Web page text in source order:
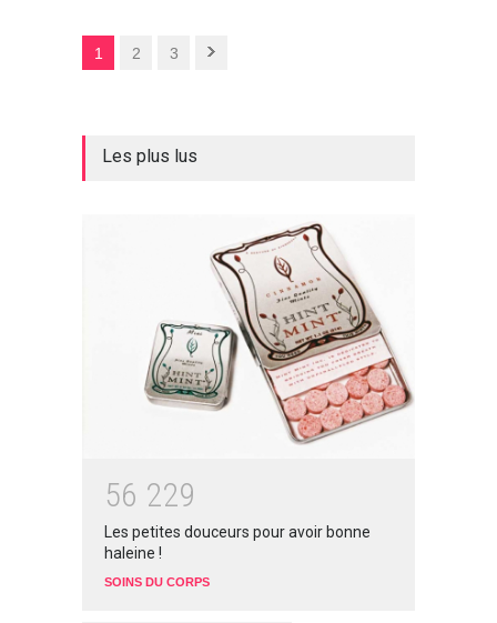
1 2 3
Les plus lus
56 229
Les petites douceurs pour avoir bonne
haleine !
SOINS DU CORPS